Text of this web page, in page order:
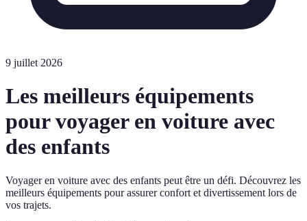
9 juillet 2026
Les meilleurs équipements
pour voyager en voiture avec
des enfants
Voyager en voiture avec des enfants peut être un défi. Découvrez les
meilleurs équipements pour assurer confort et divertissement lors de
vos trajets.